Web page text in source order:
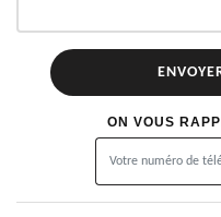
ON VOUS